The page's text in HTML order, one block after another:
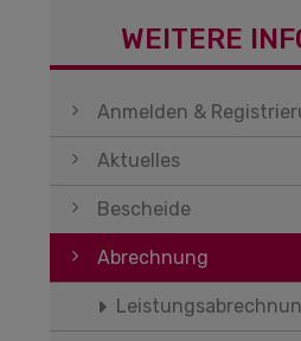
WEITERE
Navigation überspringen
Anmelden &
Aktuelles
Bescheide
Abrechnung